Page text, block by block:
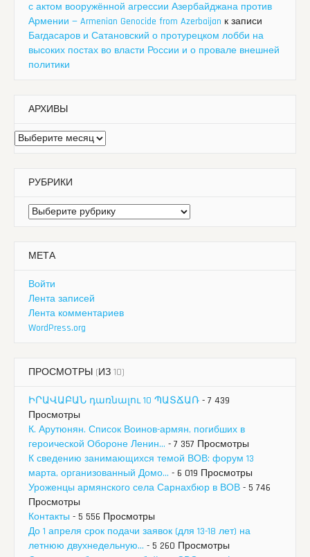
с актом вооружённой агрессии Азербайджана против
Армении — Armenian Genocide from Azerbaijan к записи
Багдасаров и Сатановский о протурецком лобби на
высоких постах во власти России и о провале внешней
политики
АРХИВЫ
Архивы
РУБРИКИ
Рубрики
МЕТА
Войти
Лента записей
Лента комментариев
WordPress.org
ПРОСМОТРЫ (ИЗ 10)
ԻՐԱՎԱԲԱՆ դառնալու 10 ՊԱՏՃԱՌ - 7 439
Просмотры
К. Арутюнян. Список Воинов-армян, погибших в
героической Обороне Ленин... - 7 357 Просмотры
К сведению занимающихся темой ВОВ: форум 13
марта, организованный Домо... - 6 019 Просмотры
Уроженцы армянского села Сарнахбюр в ВОВ - 5 746
Просмотры
Контакты - 5 556 Просмотры
До 1 апреля срок подачи заявок (для 13-18 лет) на
летнюю двухнедельную... - 5 260 Просмотры